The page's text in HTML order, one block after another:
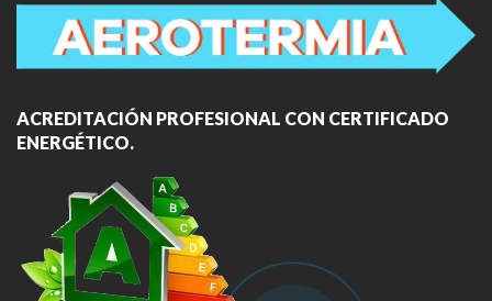
ACREDITACIÓN PROFESIONAL CON CERTIFICADO
ENERGÉTICO.